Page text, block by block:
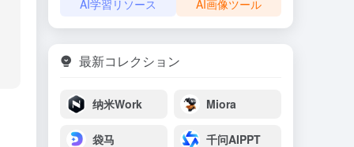
AI学習リソース
AI画像ツール
最新コレクション
纳米Work Miora
袋马 千问AIPPT